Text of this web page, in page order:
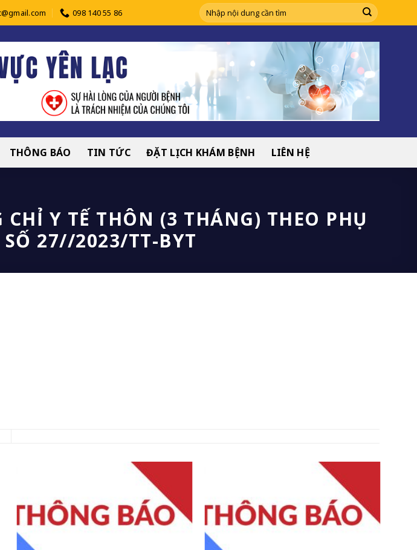
098 140 55 86
THÔNG BÁO TIN TỨC ĐẶT LỊCH KHÁM BỆNH LIÊN HỆ
Y TẾ THÔN (3 THÁNG) THEO PHỤ
27//2023/TT-BYT